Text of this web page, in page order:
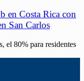
en Costa Rica con
San Carlos
el 80% para residentes